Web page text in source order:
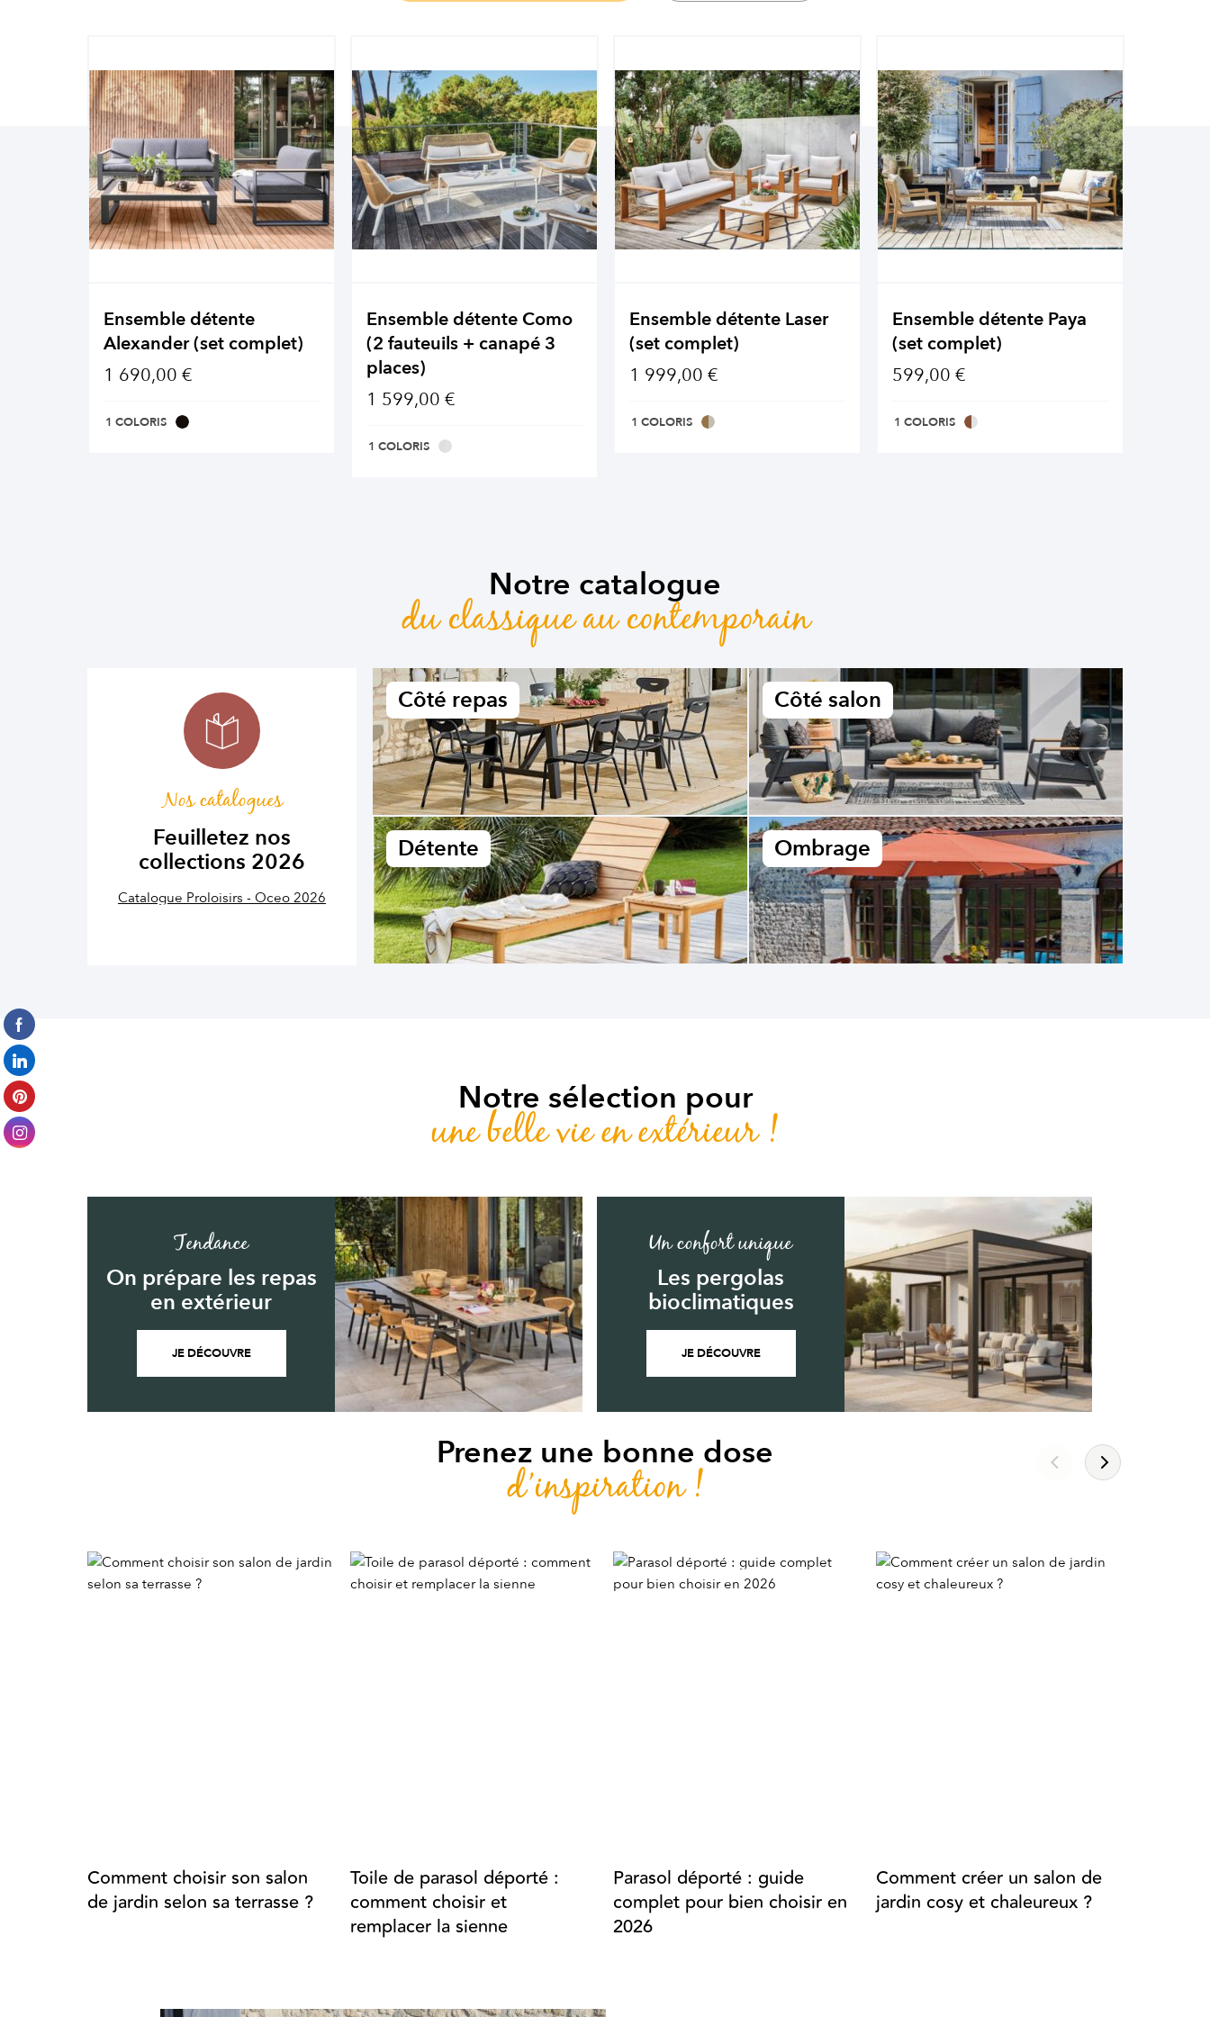
Ensemble détente
Alexander (set complet)
1 690,00 €
1 COLORIS
Ensemble détente Como
(2 fauteuils + canapé 3
places)
1 599,00 €
1 COLORIS
Ensemble détente Laser
(set complet)
1 999,00 €
1 COLORIS
Ensemble détente Paya
(set complet)
599,00 €
1 COLORIS
Notre catalogue
du classique au contemporain
Nos catalogues
Feuilletez nos
collections 2026
Catalogue Proloisirs - Oceo 2026
Côté repas Côté salon
Détente Ombrage
Notre sélection pour
une belle vie en extérieur !
Tendance
On prépare les repas
en extérieur
JE DÉCOUVRE
Un confort unique
Les pergolas
bioclimatiques
JE DÉCOUVRE
Prenez une bonne dose
d’inspiration !
Comment choisir son salon
de jardin selon sa terrasse ?
Toile de parasol déporté :
comment choisir et
remplacer la sienne
Parasol déporté : guide
complet pour bien choisir en
2026
Comment créer un salon de
jardin cosy et chaleureux ?